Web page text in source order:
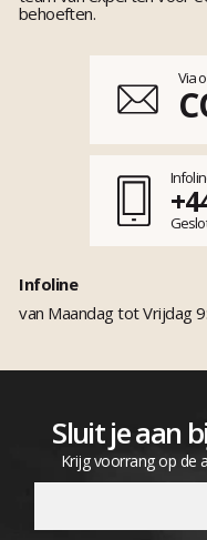
behoeften.
Via
Infoline
van Maandag tot Vrijdag
Sluit je aan
Krijg voorrang op de